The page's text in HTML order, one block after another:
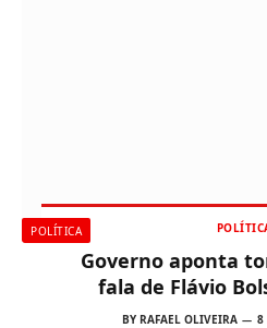
POLÍTICA
Governo aponta
fala de Flávio
possível tarifa dos
BY RAFAEL OLIVEIRA 8